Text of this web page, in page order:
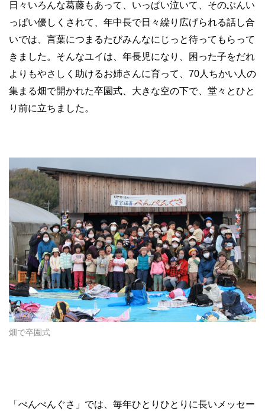
日々いろんな葛藤もあって、いっぱい泣いて、そのぶんい
っぱい優しくされて、年中長で日々繰り広げられる話し合
いでは、言葉につまるたびみんなにじっと待ってもらって
きました。そんなユイは、年長児になり、困った子をだれ
よりもやさしく助けるお姉さんに育って、 70人ちかい人の
集まる畑で開かれた卒園式、大きな空の下で、堂々とひと
り前に立ちました。
畑で卒園式
「ぺんぺんぐさ」では、毎年ひとりひとりに長いメッセー